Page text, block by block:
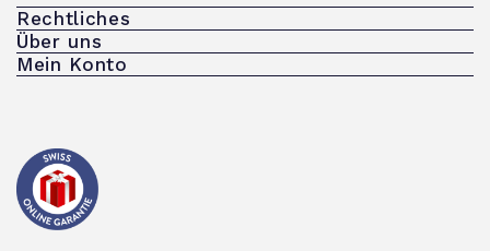
Rechtliches
Über uns
Mein Konto